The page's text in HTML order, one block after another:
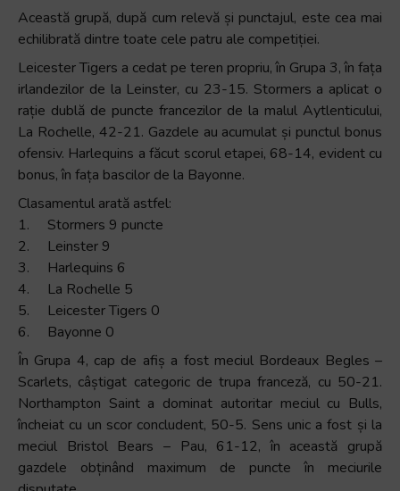
Această grupă, după cum relevă și punctajul, este cea mai
echilibrată dintre toate cele patru ale competiției.
Leicester Tigers a cedat pe teren propriu, în Grupa 3, în fața
irlandezilor de la Leinster, cu 23-15. Stormers a aplicat o
rație dublă de puncte francezilor de la malul Aytlenticului,
La Rochelle, 42-21. Gazdele au acumulat și punctul bonus
ofensiv. Harlequins a făcut scorul etapei, 68-14, evident cu
bonus, în fața bascilor de la Bayonne.
Clasamentul arată astfel:
1. Stormers 9 puncte
2. Leinster 9
3. Harlequins 6
4. La Rochelle 5
5. Leicester Tigers 0
6. Bayonne 0
În Grupa 4, cap de afiș a fost meciul Bordeaux Begles –
Scarlets, câștigat categoric de trupa franceză, cu 50-21.
Northampton Saint a dominat autoritar meciul cu Bulls,
încheiat cu un scor concludent, 50-5. Sens unic a fost și la
meciul Bristol Bears – Pau, 61-12, în această grupă
gazdele obținând maximum de puncte în meciurile